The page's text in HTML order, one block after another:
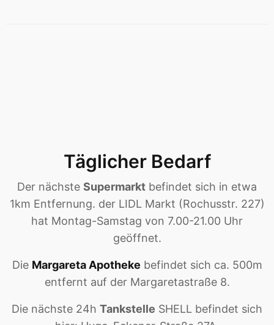
Täglicher Bedarf
Der nächste Supermarkt befindet sich in etwa
1km Entfernung. der LIDL Markt (Rochusstr. 227)
hat Montag-Samstag von 7.00-21.00 Uhr
geöffnet.
Die Margareta Apotheke befindet sich ca. 500m
entfernt auf der Margaretastraße 8.
Die nächste 24h Tankstelle SHELL befindet sich